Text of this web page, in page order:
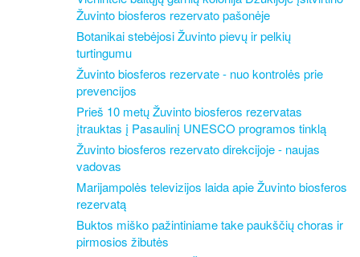
Žuvinto biosferos rezervato pašonėje
Botanikai stebėjosi Žuvinto pievų ir pelkių
turtingumu
Žuvinto biosferos rezervate - nuo kontrolės prie
prevencijos
Prieš 10 metų Žuvinto biosferos rezervatas
įtrauktas į Pasaulinį UNESCO programos tinklą
Žuvinto biosferos rezervato direkcijoje - naujas
vadovas
Marijampolės televizijos laida apie Žuvinto biosferos
rezervatą
Buktos miško pažintiniame take paukščių choras ir
pirmosios žibutės